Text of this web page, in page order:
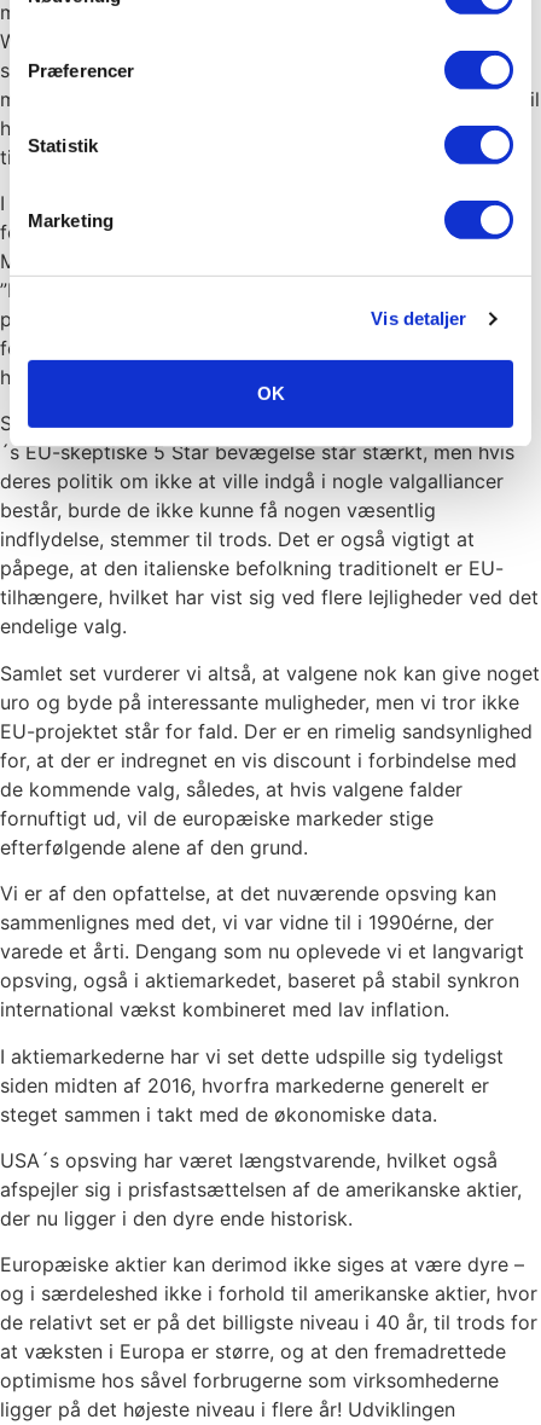
Præferencer
Statistik
Marketing
Vis detaljer
OK
midtsøgende partier, selvom EU-modstanderen Geert
Wilders i en periode stod stærkt. I Frankrig er den EU-
skeptiske Jean-Marie Le Penn svækket i de seneste
meningsmålinger og alt tyder på, at Jean-Marie Le Penn vil
have det svært i en anden runde og ikke vil være i stand
til at vinde valget samlet.
I Tyskland viste det første af tre regionale valg forud for
forbundsdagsvalget den 24. september en sejer til Angela
Merkels CDU, med pæn stemmemæssig fremgang, på
”bekostning” af SPD´s kanslerkandidat Martin Schulz
partigrupper. Dermed synes Tyskerne at stemme for en
fortsættelse af den EU-venlige politik, som Angela Merkel
har stået for.
Slutteligt er der valget i Italien næste år, hvor Beppe Grillo
´s EU-skeptiske 5 Star bevægelse står stærkt, men hvis
deres politik om ikke at ville indgå i nogle valgalliancer
består, burde de ikke kunne få nogen væsentlig
indflydelse, stemmer til trods. Det er også vigtigt at
påpege, at den italienske befolkning traditionelt er EU-
tilhængere, hvilket har vist sig ved flere lejligheder ved det
endelige valg.
Samlet set vurderer vi altså, at valgene nok kan give noget
uro og byde på interessante muligheder, men vi tror ikke
EU-projektet står for fald. Der er en rimelig sandsynlighed
for, at der er indregnet en vis discount i forbindelse med
de kommende valg, således, at hvis valgene falder
fornuftigt ud, vil de europæiske markeder stige
efterfølgende alene af den grund.
Vi er af den opfattelse, at det nuværende opsving kan
sammenlignes med det, vi var vidne til i 1990érne, der
varede et årti. Dengang som nu oplevede vi et langvarigt
opsving, også i aktiemarkedet, baseret på stabil synkron
international vækst kombineret med lav inflation.
I aktiemarkederne har vi set dette udspille sig tydeligst
siden midten af 2016, hvorfra markederne generelt er
steget sammen i takt med de økonomiske data.
USA´s opsving har været længstvarende, hvilket også
afspejler sig i prisfastsættelsen af de amerikanske aktier,
der nu ligger i den dyre ende historisk.
Europæiske aktier kan derimod ikke siges at være dyre –
og i særdeleshed ikke i forhold til amerikanske aktier, hvor
de relativt set er på det billigste niveau i 40 år, til trods for
at væksten i Europa er større, og at den fremadrettede
optimisme hos såvel forbrugerne som virksomhederne
ligger på det højeste niveau i flere år! Udviklingen